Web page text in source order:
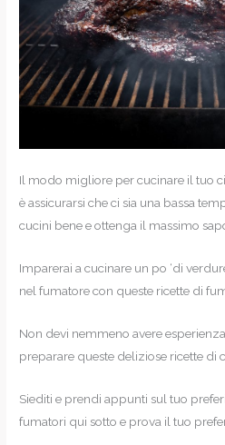
Il modo migliore per cucinare il tuo
è assicurarsi che ci sia una bassa
cucini bene e ottenga il massimo
Imparerai a cucinare un po ‘di
nel fumatore con queste ricette di
Non devi nemmeno avere
preparare queste deliziose ricette di
Siediti e prendi appunti sul tuo
fumatori qui sotto e prova il tuo